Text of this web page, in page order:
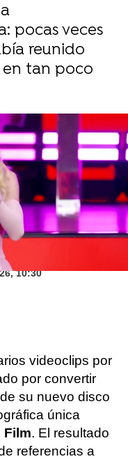
pocas veces
reunido
en tan poco
Reuters
10:30
videoclips por
por convertir
su nuevo disco
única
Film. El resultado
referencias a